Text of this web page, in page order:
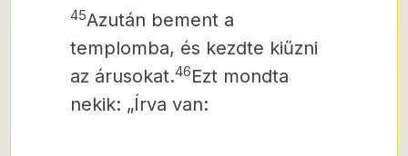
45Azután bement a
templomba, és kezdte kiűzni
az árusokat.46Ezt mondta
nekik: „Írva van: